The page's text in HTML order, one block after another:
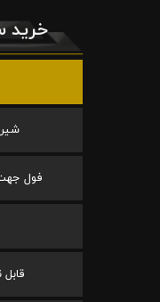
خرید
فول